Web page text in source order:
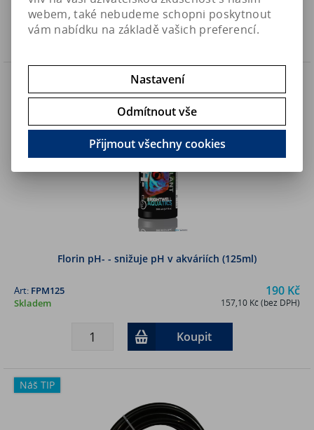
Koupit
Florin pH- - snižuje pH v akváriích (125ml)
190 Kč
157,10 Kč (bez DPH)
Art: FPM125
Skladem
Koupit
Náš TIP
webem, také nebudeme schopni poskytnout
vám nabídku na základě vašich preferencí.
Nastavení
Odmítnout vše
Přijmout všechny cookies